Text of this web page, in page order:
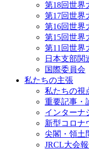
第18回世界
第17回世界
第16回世界
第15回世界
第11回世界
日本支部関
国際委員会
私たちの主張
私たちの視
重要記事・
インターナ
新型コロナ
尖閣・領土
JRCL大会